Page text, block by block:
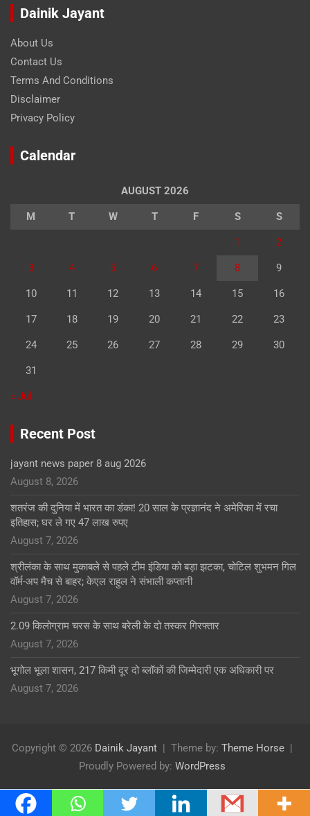
Dainik Jayant
About Us
Contact Us
Terms And Conditions
Disclaimer
Privacy Policy
Calendar
AUGUST 2026
M T W T F S S
1 2
3 4 5 6 7 8 9
10 11 12 13 14 15 16
17 18 19 20 21 22 23
24 25 26 27 28 29 30
31
« Jul
Recent Post
jayant news paper 8 aug 2026
August 8, 2026
शतरंज की दुनिया में भारत का डंका! 20 साल के प्रज्ञानंद ने अमेरिका में रचा
इतिहास; घर ले गए 47 लाख रुपए
August 7, 2026
श्रीलंका के साथ मुकाबले से पहले टीम इंडिया को बड़ा झटका, चोटिल शुभमन गिल
वॉर्म-अप मैच से बाहर; केएल राहुल ने संभाली कप्तानी
August 7, 2026
2.09 किलोग्राम चरस के साथ बरेली के दो तस्कर गिरफ्तार
August 7, 2026
भूगोल भूला शासन, 217 किमी दूर दो ब्लॉकों की जिम्मेदारी एक अधिकारी पर
August 7, 2026
Copyright © 2026 Dainik Jayant Theme by: Theme Horse
Proudly Powered by: WordPress